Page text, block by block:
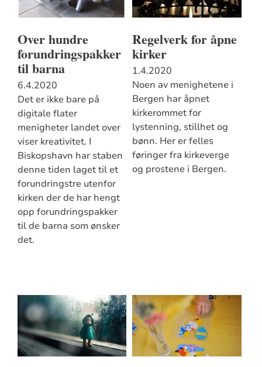
Over hundre
forundringspakker
til barna
6.4.2020
Det er ikke bare på
digitale flater
menigheter landet over
viser kreativitet. I
Biskopshavn har staben
denne tiden laget til et
forundringstre utenfor
kirken der de har hengt
opp forundringspakker
til de barna som ønsker
det.
Regelverk for åpne
kirker
1.4.2020
Noen av menighetene i
Bergen har åpnet
kirkerommet for
lystenning, stillhet og
bønn. Her er felles
føringer fra kirkeverge
og prostene i Bergen.